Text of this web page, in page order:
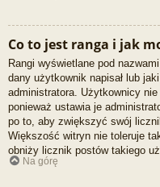
Co to jest ranga i jak
Rangi wyświetlane pod
dany użytkownik napisał lub
administratora. Użytkownicy
ponieważ ustawia je
po to, aby zwiększyć swój
Większość witryn nie toleruje
obniży licznik postów takiego
Na górę